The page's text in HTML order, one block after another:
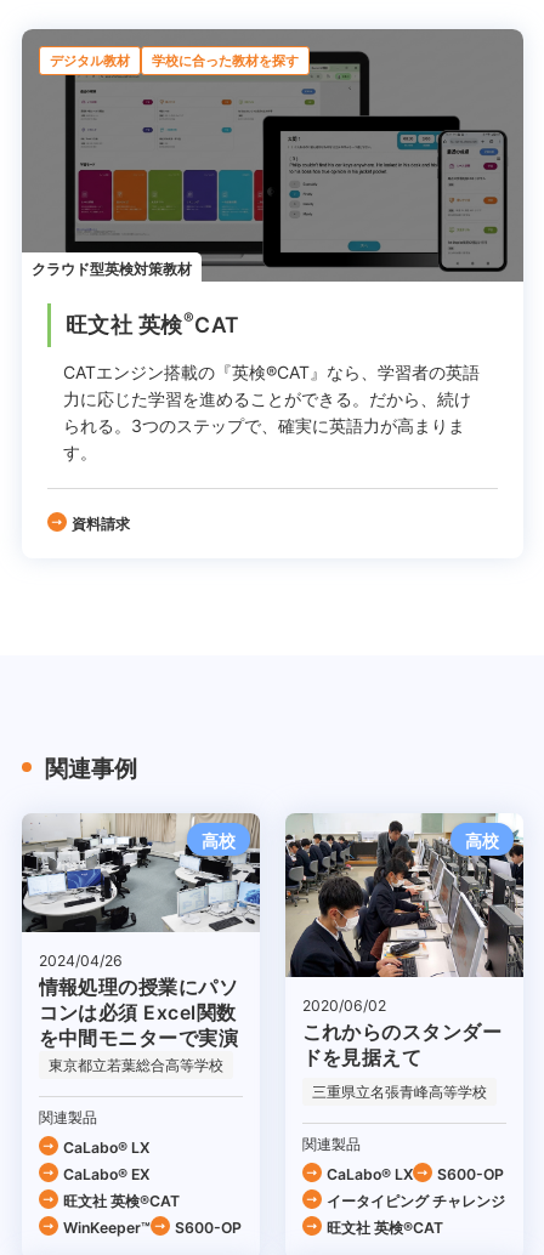
デジタル教材 学校に合った教材を探す
クラウド型英検対策教材
旺文社 英検®CAT
CATエンジン搭載の『英検®CAT』なら、学習者の英語
力に応じた学習を進めることができる。 だから、続け
られる。 3つのステップで、確実に英語力が高まりま
す。
資料請求
関連事例
高校
2024/04/26
情報処理の授業にパソ
コンは必須 Excel関数
を中間モニターで実演
東京都立若葉総合高等学校
関連製品
CaLabo® LX
CaLabo® EX
旺文社 英検®CAT
WinKeeper™
S600-OP
高校
2020/06/02
これからのスタンダー
ドを見据えて
三重県立名張青峰高等学校
関連製品
CaLabo® LX
S600-OP
イータイピング チャレンジ
旺文社 英検®CAT